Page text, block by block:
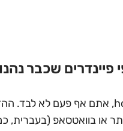
שכבר
או בוואטסאפ (בעברית,